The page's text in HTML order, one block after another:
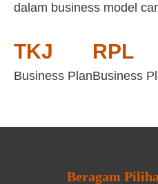
dalam business model
TKJ
Business Plan
RPL
Business
Beragam